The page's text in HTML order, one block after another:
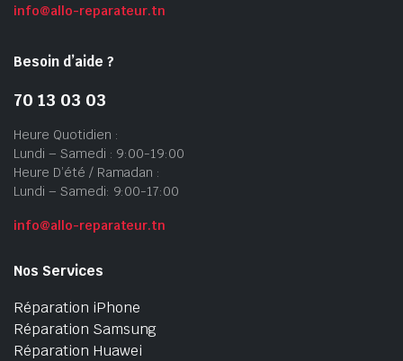
info@allo-reparateur.tn
Besoin d’aide ?
70 13 03 03
Heure Quotidien :
Lundi – Samedi : 9:00-19:00
Heure D’été / Ramadan :
Lundi – Samedi: 9:00-17:00
info@allo-reparateur.tn
Nos Services
Réparation iPhone
Réparation Samsung
Réparation Huawei